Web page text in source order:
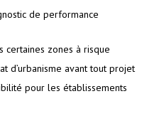
de performance
certaines zones à risque
d’urbanisme avant tout projet
pour les établissements